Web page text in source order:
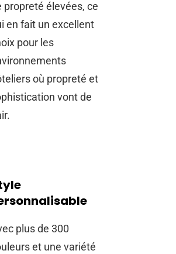
propreté élevées, ce
en fait un excellent
pour les
où propreté et
vont de
plus de 300
et une variété